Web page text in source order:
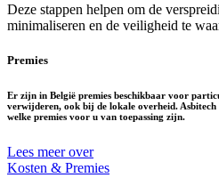
Deze stappen helpen om de
minimaliseren en de veiligheid te
Premies
Er zijn in België premies beschikbaar voor
verwijderen, ook bij de lokale overheid.
welke premies voor u van toepassing zijn.
Lees meer over
Kosten & Premies